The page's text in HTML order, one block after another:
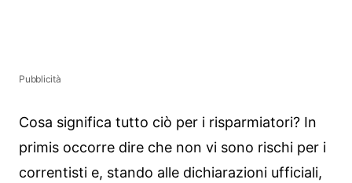
Pubblicità
Cosa significa tutto ciò per i risparmiatori? In
primis occorre dire che non vi sono rischi per i
correntisti e, stando alle dichiarazioni ufficiali,